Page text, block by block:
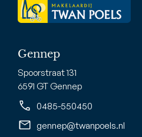
Gennep
Spoorstraat 131
6591 GT Gennep
0485-550450
gennep@twanpoels.nl